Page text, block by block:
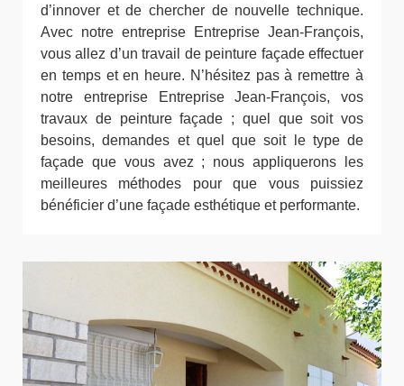
d’innover et de chercher de nouvelle technique.
Avec notre entreprise Entreprise Jean-François,
vous allez d’un travail de peinture façade effectuer
en temps et en heure. N’hésitez pas à remettre à
notre entreprise Entreprise Jean-François, vos
travaux de peinture façade ; quel que soit vos
besoins, demandes et quel que soit le type de
façade que vous avez ; nous appliquerons les
meilleures méthodes pour que vous puissiez
bénéficier d’une façade esthétique et performante.